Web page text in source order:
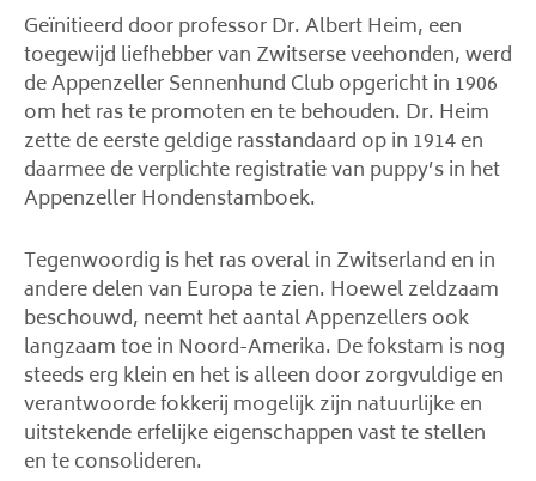
Geïnitieerd door professor Dr. Albert Heim, een
toegewijd liefhebber van Zwitserse veehonden, werd
de Appenzeller Sennenhund Club opgericht in 1906
om het ras te promoten en te behouden. Dr. Heim
zette de eerste geldige rasstandaard op in 1914 en
daarmee de verplichte registratie van puppy’s in het
Appenzeller Hondenstamboek.
Tegenwoordig is het ras overal in Zwitserland en in
andere delen van Europa te zien. Hoewel zeldzaam
beschouwd, neemt het aantal Appenzellers ook
langzaam toe in Noord-Amerika. De fokstam is nog
steeds erg klein en het is alleen door zorgvuldige en
verantwoorde fokkerij mogelijk zijn natuurlijke en
uitstekende erfelijke eigenschappen vast te stellen
en te consolideren.